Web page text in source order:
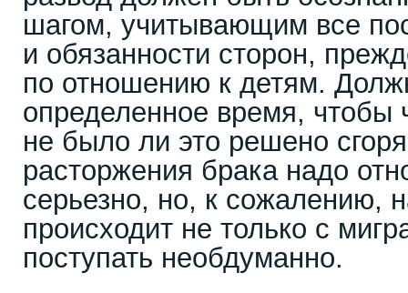
шагом, учитывающим все
и обязанности сторон,
по отношению к детям.
определенное время, чтобы
не было ли это решено
расторжения брака надо
серьезно, но, к сожалению,
происходит не только с
поступать необдуманно.